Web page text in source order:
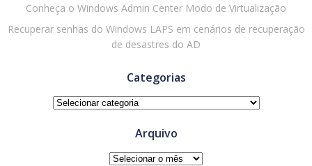
Conheça o Windows Admin Center Modo de Virtualização
Recuperar senhas do Windows LAPS em cenários de recuperação
de desastres do AD
Categorias
Categorias
Arquivo
Arquivo